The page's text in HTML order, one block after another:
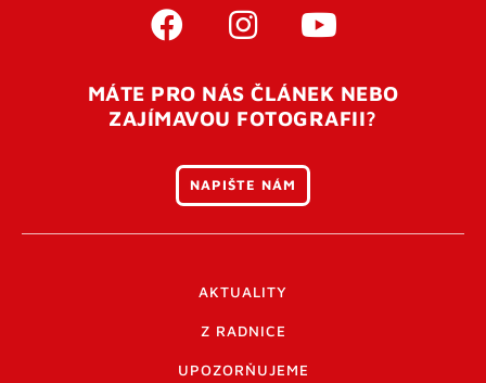
MÁTE PRO NÁS ČLÁNEK NEBO
ZAJÍMAVOU FOTOGRAFII?
NAPIŠTE NÁM
AKTUALITY
Z RADNICE
UPOZORŇUJEME